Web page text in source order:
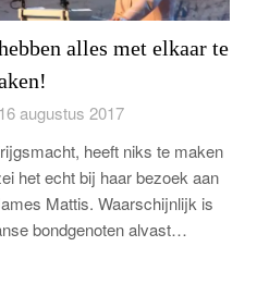
alles met elkaar te
augustus 2017
heeft niks te maken
het echt bij haar bezoek aan
Mattis. Waarschijnlijk is
bondgenoten alvast…